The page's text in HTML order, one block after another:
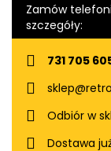
Zamów
szczegóły:
731 705
Odbiór w
Dostawa